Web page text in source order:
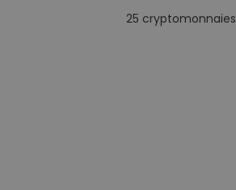
25 cryptomonnaies